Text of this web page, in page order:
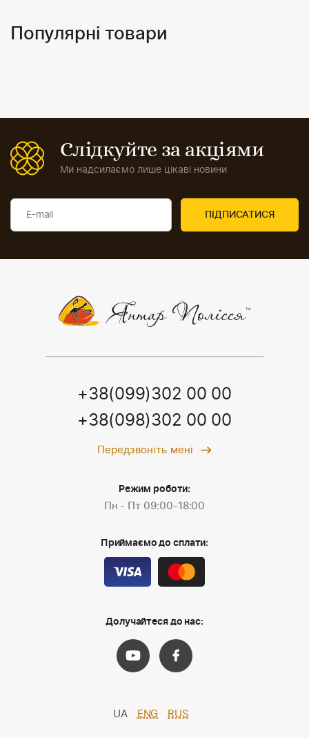
Популярні товари
Слідкуйте за акціями
Ми надсилаємо лише цікаві новини
+38(099)302 00 00
+38(098)302 00 00
Передзвоніть мені
Режим роботи:
Пн - Пт 09:00-18:00
Приймаємо до сплати:
Долучайтеся до нас:
UA ENG RUS